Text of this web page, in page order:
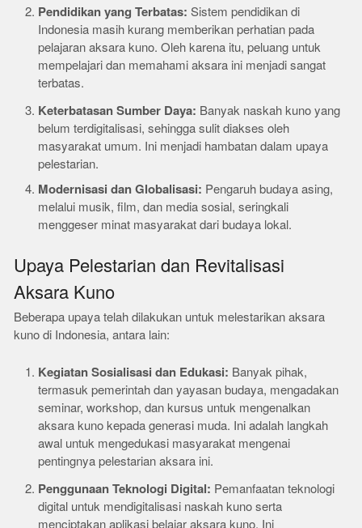
Pendidikan yang Terbatas: Sistem pendidikan di
Indonesia masih kurang memberikan perhatian pada
pelajaran aksara kuno. Oleh karena itu, peluang untuk
mempelajari dan memahami aksara ini menjadi sangat
terbatas.
Keterbatasan Sumber Daya: Banyak naskah kuno yang
belum terdigitalisasi, sehingga sulit diakses oleh
masyarakat umum. Ini menjadi hambatan dalam upaya
pelestarian.
Modernisasi dan Globalisasi: Pengaruh budaya asing,
melalui musik, film, dan media sosial, seringkali
menggeser minat masyarakat dari budaya lokal.
Upaya Pelestarian dan Revitalisasi
Aksara Kuno
Beberapa upaya telah dilakukan untuk melestarikan aksara
kuno di Indonesia, antara lain:
Kegiatan Sosialisasi dan Edukasi: Banyak pihak,
termasuk pemerintah dan yayasan budaya, mengadakan
seminar, workshop, dan kursus untuk mengenalkan
aksara kuno kepada generasi muda. Ini adalah langkah
awal untuk mengedukasi masyarakat mengenai
pentingnya pelestarian aksara ini.
Penggunaan Teknologi Digital: Pemanfaatan teknologi
digital untuk mendigitalisasi naskah kuno serta
menciptakan aplikasi belajar aksara kuno. Ini